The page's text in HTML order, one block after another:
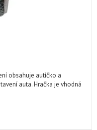
obsahuje autíčko a
auta. Hračka je vhodná